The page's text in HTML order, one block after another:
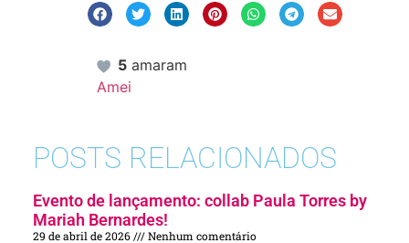
5 amaram
Amei
POSTS RELACIONADOS
Evento de lançamento: collab Paula Torres by
Mariah Bernardes!
29 de abril de 2026 Nenhum comentário